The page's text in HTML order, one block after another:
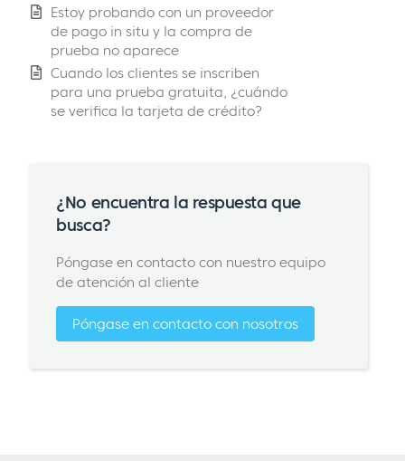
Estoy probando con un proveedor
de pago in situ y la compra de
prueba no aparece
Cuando los clientes se inscriben
para una prueba gratuita, ¿cuándo
se verifica la tarjeta de crédito?
¿No encuentra la respuesta que
busca?
Póngase en contacto con nuestro equipo
de atención al cliente
Póngase en contacto con nosotros